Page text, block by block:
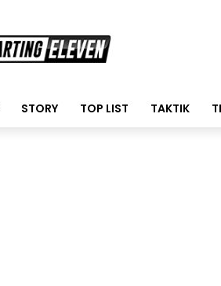
STORY TOP LIST TAKTIK